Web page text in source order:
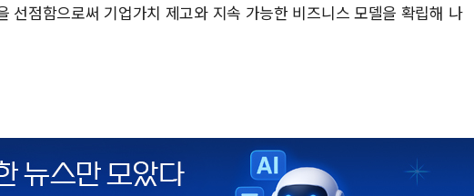
선점함으로써 기업가치 제고와 지속 가능한 비즈니스 모델을 확립해 나